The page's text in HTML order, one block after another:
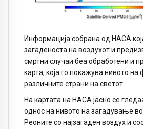
Информација собрана од НАСА
загаденоста на воздухот и
смртни случаи беа обработени и
карта, која го покажува нивото на
различните страни на светот.
На картата на НАСА јасно се
однос на нивото на загадување во
Реоните со најзагаден воздух и